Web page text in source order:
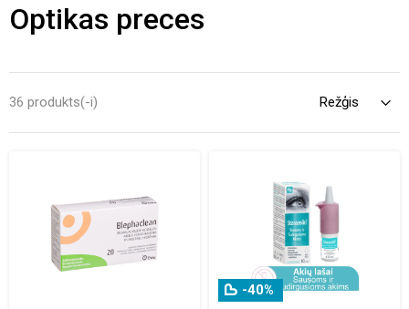
Optikas preces
36 produkts(-i)
-40%